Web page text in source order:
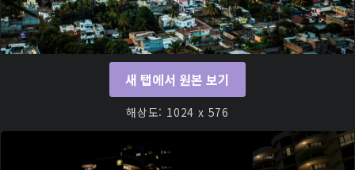
새 탭에서 원본 보기
해상도: 1024 x 576